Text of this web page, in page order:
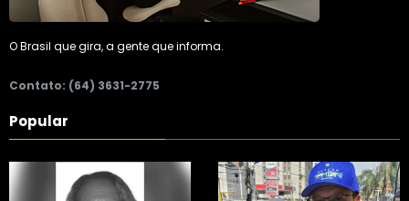
O Brasil que gira, a gente que informa.
Contato: (64) 3631-2775
Popular